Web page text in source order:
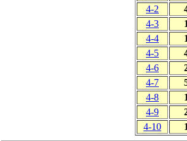
4-2
4-3
1
4-4
1
4-5
4-6
4-7
4-8
1
4-9
4-10
1